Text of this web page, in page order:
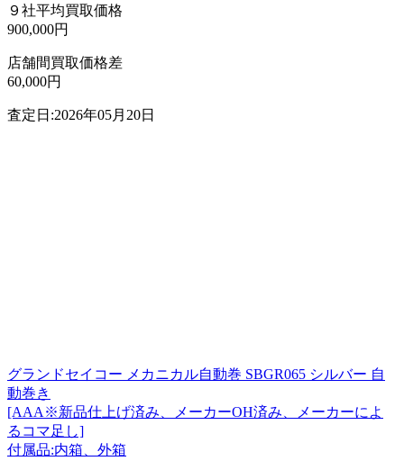
９社平均買取価格
900,000円
店舗間買取価格差
60,000円
査定日:2026年05月20日
グランドセイコー メカニカル自動巻 SBGR065 シルバー 自
動巻き
[AAA※新品仕上げ済み、メーカーOH済み、メーカーによ
るコマ足し]
付属品:内箱、外箱